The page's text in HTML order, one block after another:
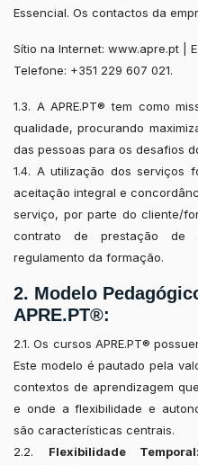
Essencial. Os contactos da
Sítio na Internet: www.apre.pt |
Telefone: +351 229 607 021.
1.3. A APRE.PT® tem como
qualidade, procurando
das pessoas para os desafios
1.4. A utilização dos serviços
aceitação integral e
serviço, por parte do cliente/
contrato de prestação de
regulamento da formação.
2. Modelo
APRE.PT®:
2.1. Os cursos APRE.PT®
Este modelo é pautado pela
contextos de aprendizagem
e onde a flexibilidade e
são características centrais.
2.2. Flexibilidade